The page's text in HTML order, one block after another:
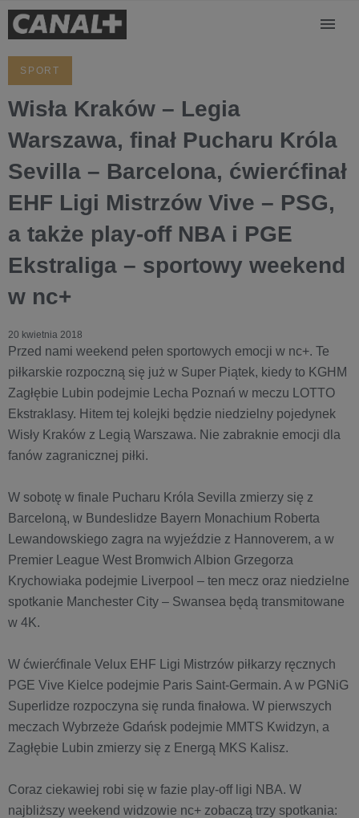
SPORT
Wisła Kraków – Legia
Warszawa, finał Pucharu Króla
Sevilla – Barcelona, ćwierćfinał
EHF Ligi Mistrzów Vive – PSG,
a także play-off NBA i PGE
Ekstraliga – sportowy weekend
w nc+
20 kwietnia 2018
Przed nami weekend pełen sportowych emocji w nc+. Te
piłkarskie rozpoczną się już w Super Piątek, kiedy to KGHM
Zagłębie Lubin podejmie Lecha Poznań w meczu LOTTO
Ekstraklasy. Hitem tej kolejki będzie niedzielny pojedynek
Wisły Kraków z Legią Warszawa. Nie zabraknie emocji dla
fanów zagranicznej piłki.
W sobotę w finale Pucharu Króla Sevilla zmierzy się z
Barceloną, w Bundeslidze Bayern Monachium Roberta
Lewandowskiego zagra na wyjeździe z Hannoverem, a w
Premier League West Bromwich Albion Grzegorza
Krychowiaka podejmie Liverpool – ten mecz oraz niedzielne
spotkanie Manchester City – Swansea będą transmitowane
w 4K.
W ćwierćfinale Velux EHF Ligi Mistrzów piłkarzy ręcznych
PGE Vive Kielce podejmie Paris Saint-Germain. A w PGNiG
Superlidze rozpoczyna się runda finałowa. W pierwszych
meczach Wybrzeże Gdańsk podejmie MMTS Kwidzyn, a
Zagłębie Lubin zmierzy się z Energą MKS Kalisz.
Coraz ciekawiej robi się w fazie play-off ligi NBA. W
najbliższy weekend widzowie nc+ zobaczą trzy spotkania: